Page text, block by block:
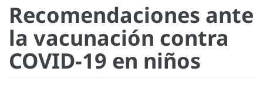
Recomendaciones ante
la vacunación contra
COVID-19 en niños